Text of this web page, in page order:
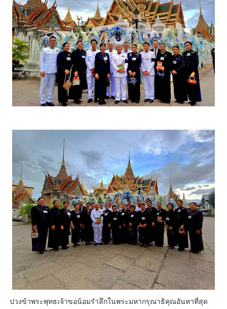
ปวงข้าพระพุทธเจ้าขอน้อมรำลึกในพระมหากรุณาธิคุณอันหาที่สุด